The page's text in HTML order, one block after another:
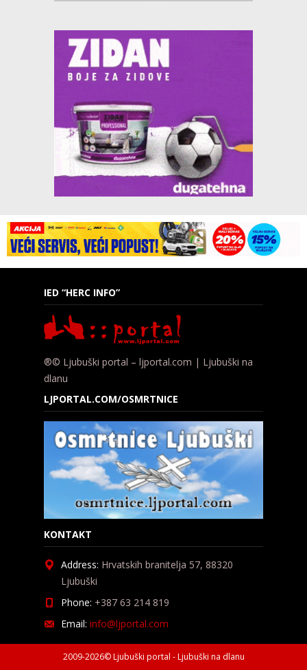
IED “HERC INFO”
®© Ljubuški portal – ljportal.com | Ljubuški na
dlanu
LJPORTAL.COM/OSMRTNICE
KONTAKT
Address: Hrvatskih branitelja 57, 88320
Ljubuški
Phone: +387 63 214 819
Email: info@ljportal.com
2009-2026© Ljubuški portal - Ljubuški na dlanu